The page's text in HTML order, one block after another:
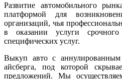
Развитие автомобильного
платформой для
организаций, чья
в оказании услуги
специфических услуг.
Выкуп авто с
айсберга, под которой
предложений. Мы